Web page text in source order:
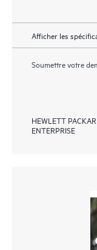
Afficher les
Soumettre votre
HEWLETT
ENTERPRISE